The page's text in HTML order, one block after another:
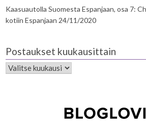
Kaasuautolla Suomesta Espanjaan, osa 7:
kotiin Espanjaan 24/11/2020
Postaukset kuukausittain